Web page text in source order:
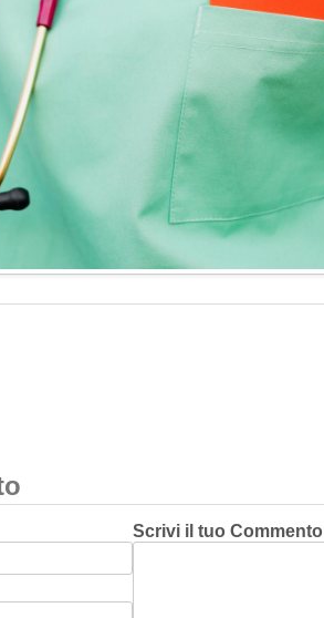
Scrivi il tuo Commento